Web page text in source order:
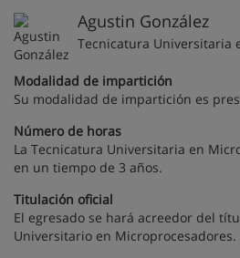
Agustin González
Tecnicatura Universitaria
Modalidad de impartición
Su modalidad de impartición es
Número de horas
La Tecnicatura Universitaria en
en un tiempo de 3 años.
Titulación oficial
El egresado se hará acreedor del
Universitario en Microprocesadores.